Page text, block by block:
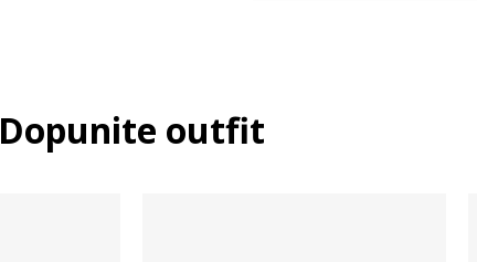
Dopunite outfit